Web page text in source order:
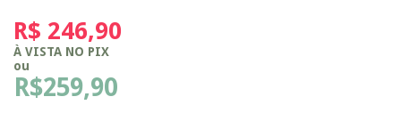
R$ 246,90
À VISTA NO PIX
ou
R$259,90